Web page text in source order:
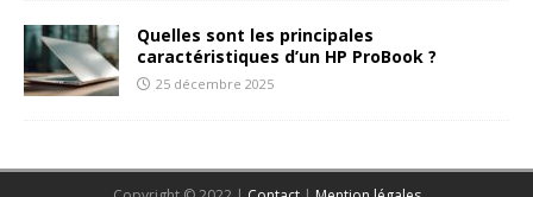
Quelles sont les principales
caractéristiques d’un HP ProBook ?
25 décembre 2025